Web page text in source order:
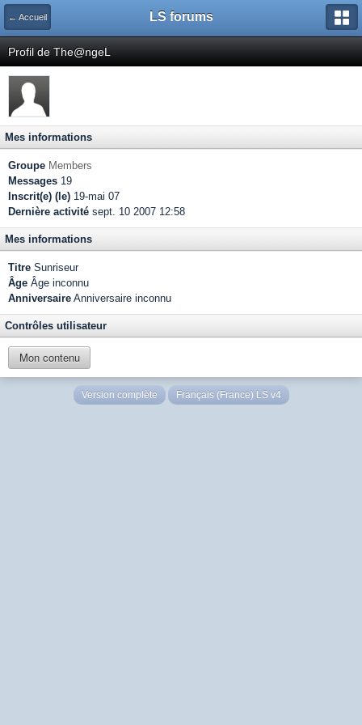
← Accueil LS forums
Profil de The@ngeL
Mes informations
Groupe Members
Messages 19
Inscrit(e) (le) 19-mai 07
Dernière activité sept. 10 2007 12:58
Mes informations
Titre Sunriseur
Âge Âge inconnu
Anniversaire Anniversaire inconnu
Contrôles utilisateur
Mon contenu
Version complète Français (France) LS v4